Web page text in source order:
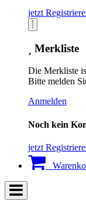
jetzt
Merkliste
Die Merkliste
Bitte melden
Anmelden
Noch kein
jetzt